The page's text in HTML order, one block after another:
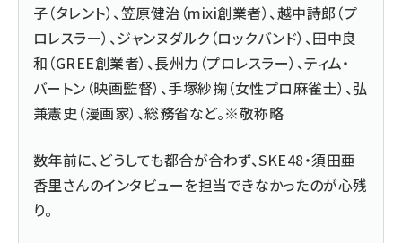
子（タレント）、笠原健治（mixi創業者）、越中詩郎（プ
ロレスラー）、ジャンヌダルク（ロックバンド）、田中良
和（GREE創業者）、長州力（プロレスラー）、ティム・
バートン（映画監督）、手塚紗掬（女性プロ麻雀士）、弘
兼憲史（漫画家）、総務省など。※敬称略
数年前に、どうしても都合が合わず、SKE48・須田亜
香里さんのインタビューを担当できなかったのが心残
り。